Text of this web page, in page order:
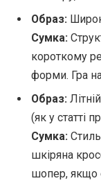
Образ:
Сумка:
короткому
форми. Гра
Образ:
(як у статті
Сумка:
шкіряна
шопер, якщо